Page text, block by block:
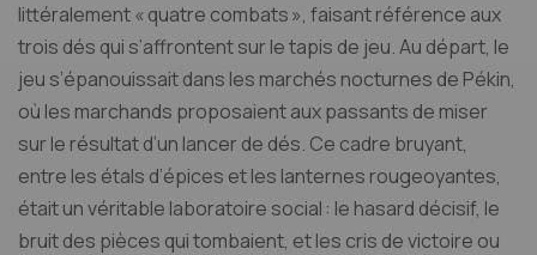
littéralement « quatre combats », faisant référence aux
trois dés qui s’affrontent sur le tapis de jeu. Au départ, le
jeu s’épanouissait dans les marchés nocturnes de Pékin,
où les marchands proposaient aux passants de miser
sur le résultat d’un lancer de dés. Ce cadre bruyant,
entre les étals d’épices et les lanternes rougeoyantes,
était un véritable laboratoire social : le hasard décisif, le
bruit des pièces qui tombaient, et les cris de victoire ou